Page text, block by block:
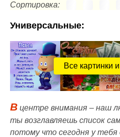
Сортировка:
Универсальные:
Все картинки
В центре внимания – наш
ты возглавляешь список
потому что сегодня у тебя